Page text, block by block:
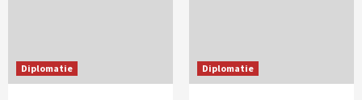
Diplomatie Diplomatie